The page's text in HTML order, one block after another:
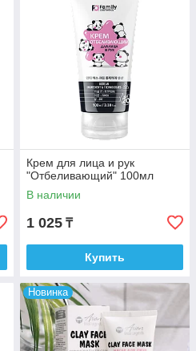
Крем для лица и рук
"Отбеливающий" 100мл
В наличии
1 025 ₸
Купить
Новинка